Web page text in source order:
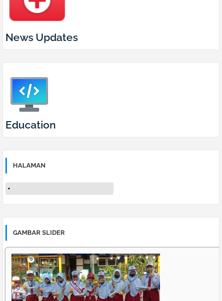
News Updates
Education
HALAMAN
GAMBAR SLIDER